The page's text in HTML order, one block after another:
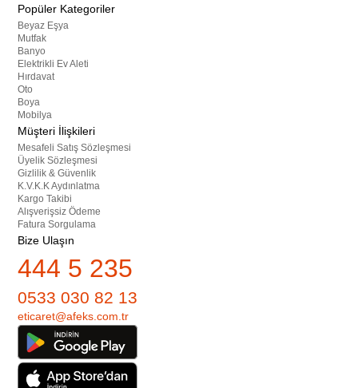
Popüler Kategoriler
Beyaz Eşya
Mutfak
Banyo
Elektrikli Ev Aleti
Hırdavat
Oto
Boya
Mobilya
Müşteri İlişkileri
Mesafeli Satış Sözleşmesi
Üyelik Sözleşmesi
Gizlilik & Güvenlik
K.V.K.K Aydınlatma
Kargo Takibi
Alışverişsiz Ödeme
Fatura Sorgulama
Bize Ulaşın
444 5 235
0533 030 82 13
eticaret@afeks.com.tr